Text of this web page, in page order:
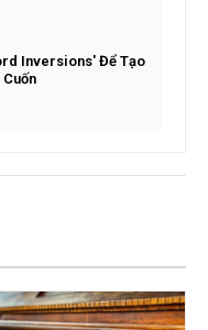
Inversions' Để Tạo